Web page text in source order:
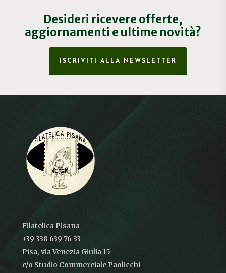
Desideri ricevere offerte,
aggiornamenti e ultime novità?
ISCRIVITI ALLA NEWSLETTER
Filatelica Pisana
+39 338 639 76 33
Pisa, via Venezia Giulia 15
c/o Studio Commerciale Paolicchi